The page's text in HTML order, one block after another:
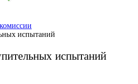
испытаний
испытаний